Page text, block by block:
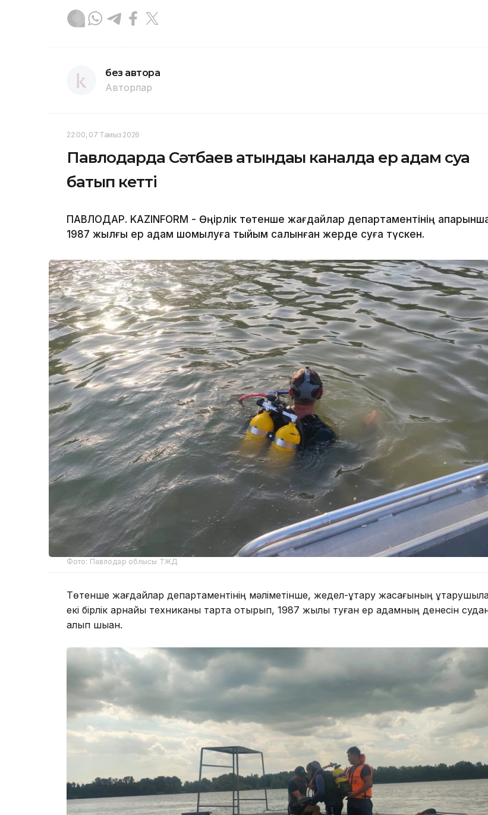
без автора
Авторлар
22:00, 07 Тамыз 2026
Павлодарда Сәтбаев атындағы каналда ер адам суға
батып кетті
ПАВЛОДАР. KAZINFORM - Өңірлік төтенше жағдайлар департаментінің
1987 жылғы ер адам шомылуға тыйым салынған жерде суға түскен.
Фото: Павлодар облысы ТЖД
Төтенше жағдайлар департаментінің мәліметінше, жедел-құтқару жасағының
екі бірлік арнайы техниканы тарта отырып, 1987 жылы туған ер адамның денесін
алып шыққан.